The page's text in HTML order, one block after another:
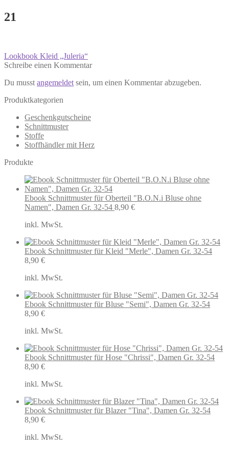
21
Beitragsnavigation
Vorheriger
Beitrag:
Lookbook Kleid „Juleria“
Schreibe einen Kommentar
Du musst angemeldet sein, um einen Kommentar abzugeben.
Produktkategorien
Geschenkgutscheine
Schnittmuster
Stoffe
Stoffhändler mit Herz
Produkte
Ebook Schnittmuster für Oberteil "B.O.N.i Bluse ohne
Namen", Damen Gr. 32-54 8,90 €
inkl. MwSt.
Ebook Schnittmuster für Kleid "Merle", Damen Gr. 32-54
8,90 €
inkl. MwSt.
Ebook Schnittmuster für Bluse "Semi", Damen Gr. 32-54
8,90 €
inkl. MwSt.
Ebook Schnittmuster für Hose "Chrissi", Damen Gr. 32-54
8,90 €
inkl. MwSt.
Ebook Schnittmuster für Blazer "Tina", Damen Gr. 32-54
8,90 €
inkl. MwSt.